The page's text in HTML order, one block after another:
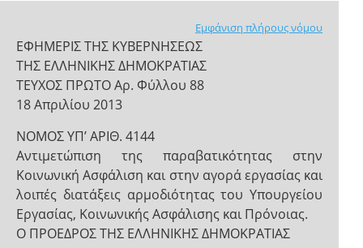
Εμφάνιση πλήρους νόμου
ΕΦΗΜΕΡΙΣ ΤΗΣ ΚΥΒΕΡΝΗΣΕΩΣ
ΤΗΣ ΕΛΛΗΝΙΚΗΣ ΔΗΜΟΚΡΑΤΙΑΣ
ΤΕΥΧΟΣ ΠΡΩΤΟ Αρ. Φύλλου 88
18 Απριλίου 2013
ΝΟΜΟΣ ΥΠ’ ΑΡΙΘ. 4144
Αντιμετώπιση της παραβατικότητας στην
Κοινωνική Ασφάλιση και στην αγορά εργασίας και
λοιπές διατάξεις αρμοδιότητας του Υπουργείου
Εργασίας, Κοινωνικής Ασφάλισης και Πρόνοιας.
Ο ΠΡΟΕΔΡΟΣ ΤΗΣ ΕΛΛΗΝΙΚΗΣ ΔΗΜΟΚΡΑΤΙΑΣ